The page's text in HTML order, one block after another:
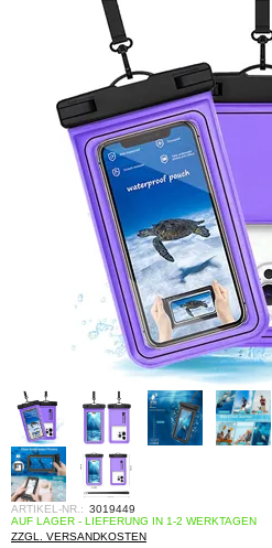
ARTIKEL-NR.: 3019449
AUF LAGER - LIEFERUNG IN 1-2 WERKTAGEN
ZZGL. VERSANDKOSTEN